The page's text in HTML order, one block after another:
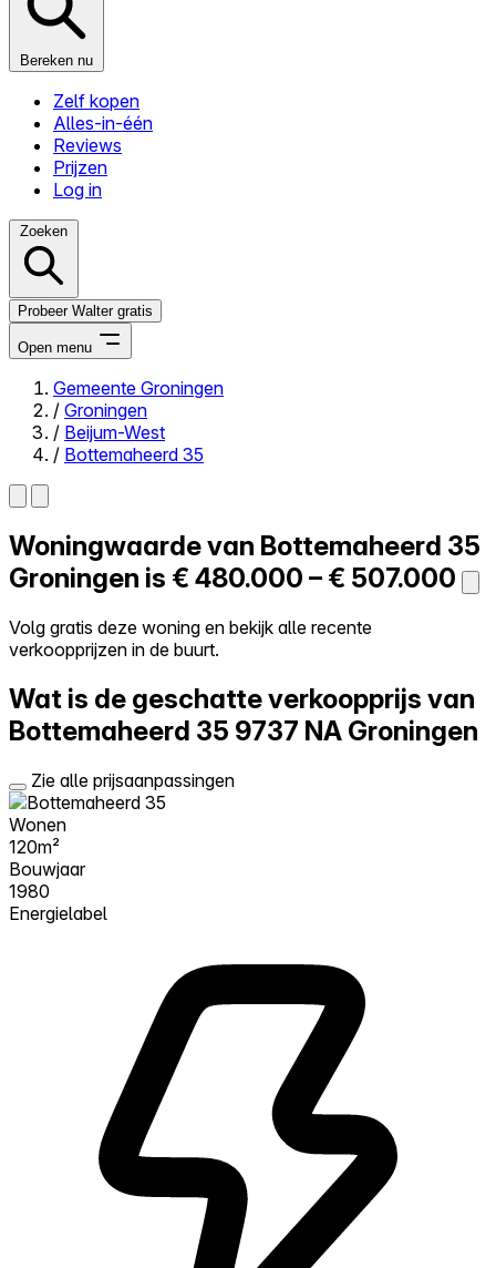
Bereken nu
Zelf kopen
Alles-in-één
Reviews
Prijzen
Log in
Zoeken
Probeer Walter gratis
Open menu
Close menu
Zelf kopen
Alles-in-één
Reviews
Log in
Gemeente Groningen
/ Groningen
/ Beijum-West
/ Bottemaheerd 35
Woningwaarde van Bottemaheerd 35
Groningen is € 480.000 – € 507.000
Volg gratis deze woning en bekijk alle recente
verkoopprijzen in de buurt.
Wat is de geschatte verkoopprijs van
Bottemaheerd 35 9737 NA Groningen
Zie alle prijsaanpassingen
Wonen
120m²
Bouwjaar
1980
Energielabel